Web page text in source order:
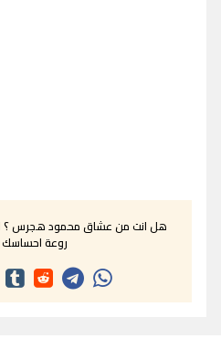
هل انت من عشاق محمود هجرس ؟
روعة